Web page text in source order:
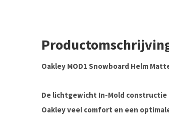
Oakley MOD1 Snowboard Helm
De lichtgewicht In-Mold constructie
Oakley veel comfort en een